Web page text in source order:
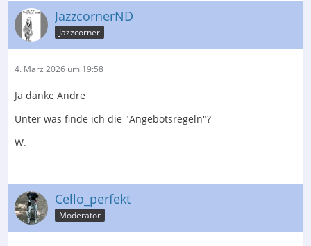
JazzcornerND
Jazzcorner
4. März 2026 um 19:58
Ja danke Andre
Unter was finde ich die "Angebotsregeln"?
W.
Cello_perfekt
Moderator